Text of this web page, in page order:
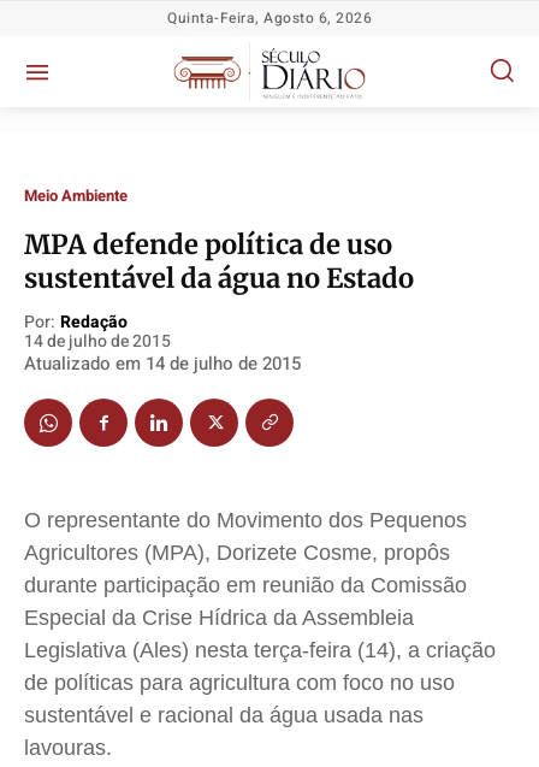
Política
TV Século
Justiça
Educação
Segurança
Saúde
Cidades
Direitos
Economia
Cultura
Colunas
Caetano Roque
Política
TV Século
Justiça
Educação
Segurança
Saúde
Cidades
Direitos
Economia
Cultura
Colunas
Caetano Roque
Política
TV Século
Justiça
Educação
Segurança
Saúde
Cidades
Direitos
Economia
Cultura
Colunas
Caetano Roque
Política
TV Século
Justiça
Educação
Segurança
Saúde
Cidades
Direitos
Economia
Cultura
Colunas
Caetano Roque
Quinta-Feira, Agosto 6, 2026
Meio Ambiente
MPA defende política de uso
sustentável da água no Estado
Por: Redação
14 de julho de 2015
Atualizado em 14 de julho de 2015
O representante do Movimento dos Pequenos
Agricultores (MPA), Dorizete Cosme, propôs
durante participação em reunião da Comissão
Especial da Crise Hídrica da Assembleia
Legislativa (Ales) nesta terça-feira (14), a criação
de políticas para agricultura com foco no uso
sustentável e racional da água usada nas
lavouras.